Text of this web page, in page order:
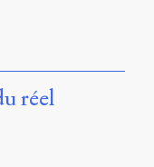
réel